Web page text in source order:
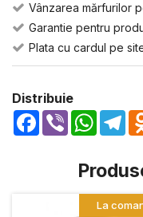
Vânzarea mărfurilor
Garantie pentru
Plata cu cardul pe
Distribuie
Facebook
Viber
La